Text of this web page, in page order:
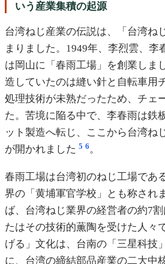
いう産業集積の起源
台湾ねじ産業の伝説は、「台湾ね
まりました。1949年、李烈雲、李
は岡山に「春雨工場」を創業しま
造していたのは縫い針と自転車用
処理技術が未熟だったため、チェ
た。苦境に陥る中で、李春雨は鉄
ット製造へ転じ、ここから台湾ね
が開かれました 5 6。
春雨工場は台湾初のねじ工場であ
界の「黄埔軍官学校」とも称され
ば、台湾ねじ業界の経営者の約7
たはその技術的薫陶を受けた人々
げる」文化は、台南の「三星科技
に、台湾の締結部品産業の二大中